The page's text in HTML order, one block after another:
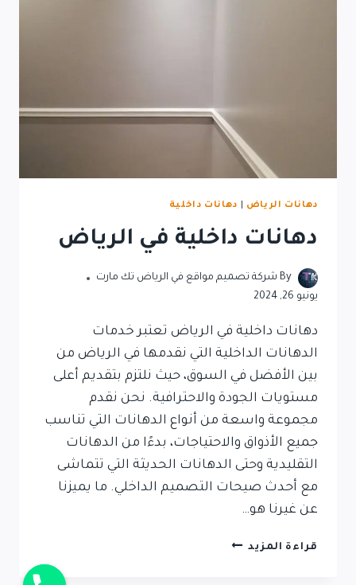
دهانات الرياض دهانات داخلية
دهانات داخلية في الرياض
By شركة تصميم مواقع في الرياض تك مارت
يونيو 26, 2024
دهانات داخلية في الرياض تعتبر خدمات
الدهانات الداخلية التي نقدمها في الرياض من
بين الأفضل في السوق، حيث نلتزم بتقديم أعلى
مستويات الجودة والاحترافية. نحن نقدم
مجموعة واسعة من أنواع الدهانات التي تناسب
جميع الأذواق والاحتياجات، بدءًا من الدهانات
التقليدية وحتى الدهانات الحديثة التي تتماشى
مع أحدث صيحات التصميم الداخلي. ما يميزنا
عن غيرنا هو…
قراءة المزيد